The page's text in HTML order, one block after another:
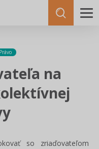
Právo
na
so zriaďovateľom